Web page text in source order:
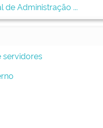
de Administração ...
servidores